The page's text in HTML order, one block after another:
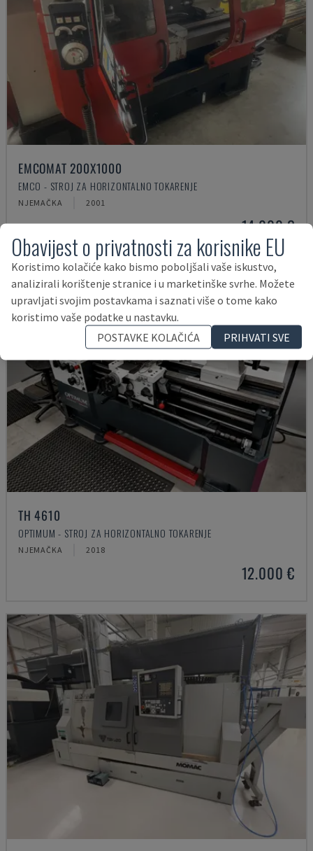
EMCOMAT 200X1000
EMCO - STROJ ZA HORIZONTALNO TOKARENJE
NJEMAČKA 2001
14.000 €
TH 4610
OPTIMUM - STROJ ZA HORIZONTALNO TOKARENJE
NJEMAČKA 2018
12.000 €
Obavijest o privatnosti za korisnike EU
Koristimo kolačiće kako bismo poboljšali vaše iskustvo,
analizirali korištenje stranice i u marketinške svrhe. Možete
upravljati svojim postavkama i saznati više o tome kako
koristimo vaše podatke u nastavku.
POSTAVKE KOLAČIĆA
PRIHVATI SVE